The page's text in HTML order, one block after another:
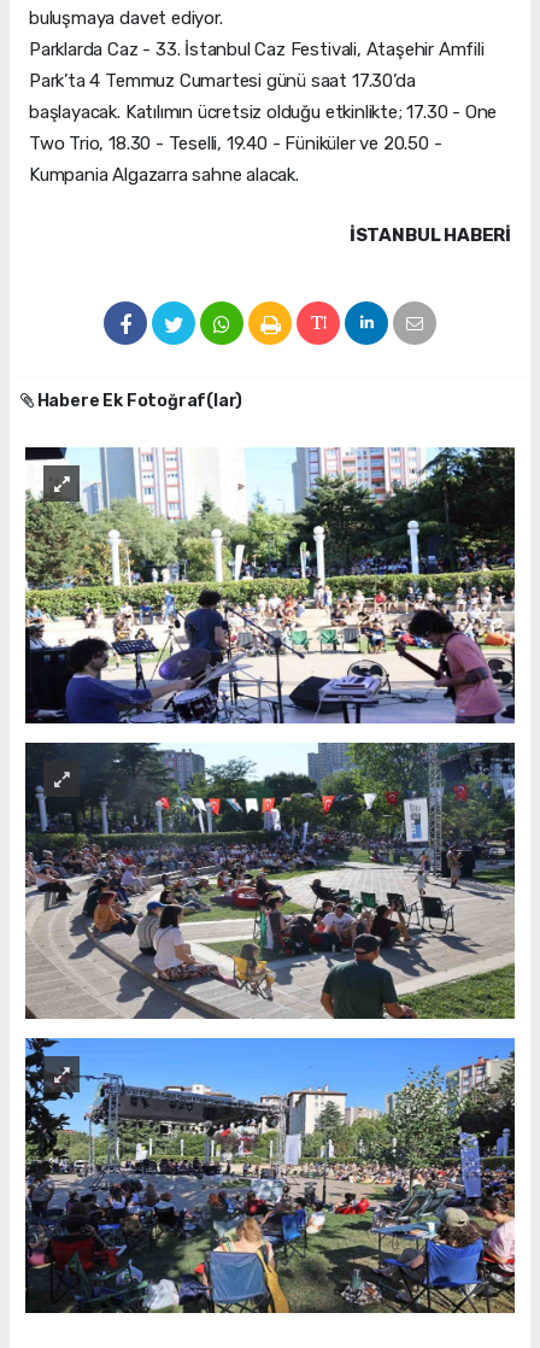
buluşmaya davet ediyor.
Parklarda Caz - 33. İstanbul Caz Festivali, Ataşehir Amfili
Park’ta 4 Temmuz Cumartesi günü saat 17.30’da
başlayacak. Katılımın ücretsiz olduğu etkinlikte; 17.30 - One
Two Trio, 18.30 - Teselli, 19.40 - Füniküler ve 20.50 -
Kumpania Algazarra sahne alacak.
İSTANBUL HABERİ
Habere Ek Fotoğraf(lar)